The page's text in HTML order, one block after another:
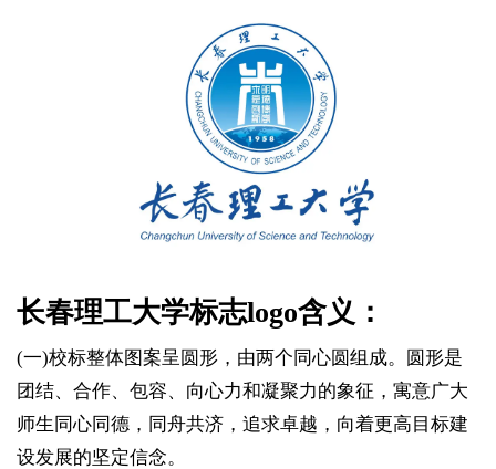
长春理工大学标志logo含义：
(一)校标整体图案呈圆形，由两个同心圆组成。圆形是
团结、合作、包容、向心力和凝聚力的象征，寓意广大
师生同心同德，同舟共济，追求卓越，向着更高目标建
设发展的坚定信念。